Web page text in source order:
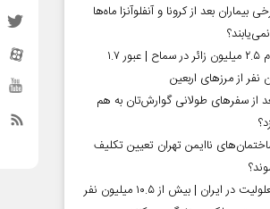
بیماران بعد از کرونا و آنفلوآنزا ماه‌ها
ثبت‌نام ۲.۵ میلیون زائر در سماح | عبور ۱.۷
نفر از مرز‌های اربعین
از سفرهای طولانی گوارش‌تان به هم
ناایمن تهران تعیین تکلیف
آمار معلولیت در ایران | بیش از ۱۰.۵ میلیون نفر